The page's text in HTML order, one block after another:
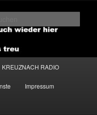
KREUZNACH RADIO
Impressum